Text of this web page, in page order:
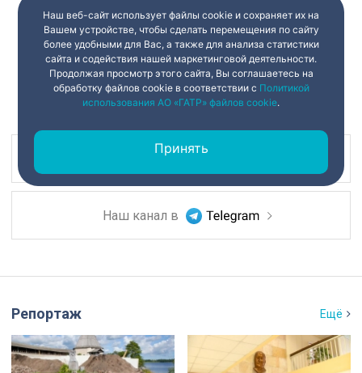
Наш канал в
Наш канал в
Репортаж Ещё
Наш веб-сайт использует файлы cookie и сохраняет их на
Вашем устройстве, чтобы сделать перемещения по сайту
более удобными для Вас, а также для анализа статистики
сайта и содействия нашей маркетинговой деятельности.
Продолжая просмотр этого сайта, Вы соглашаетесь на
обработку файлов cookie в соответствии с Политикой
использования АО «ГАТР» файлов cookie.
Принять